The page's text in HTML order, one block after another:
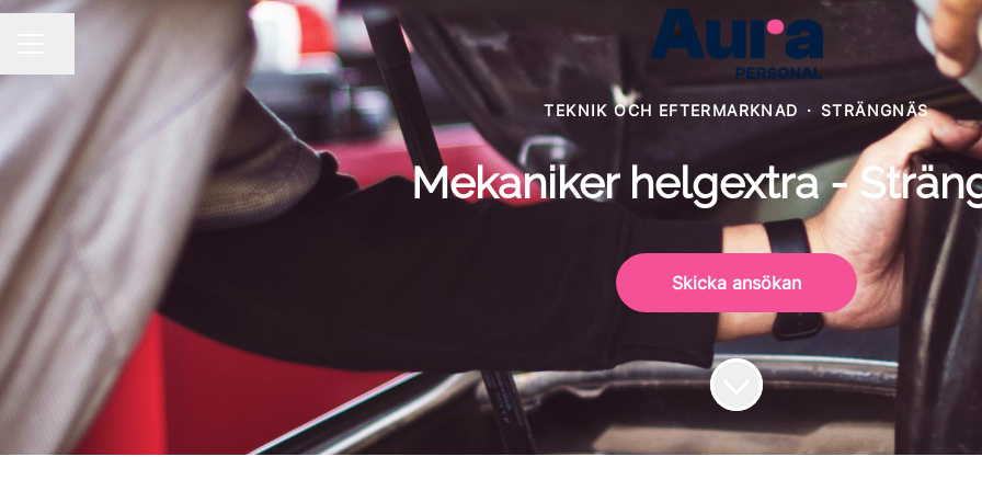
KARRIÄRMENY
Dela sidan
TEKNIK OCH EFTERMARKNAD · STRÄNGNÄS
Mekaniker helgextra -
Skicka ansökan